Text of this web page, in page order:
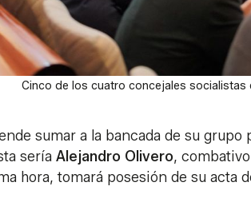
Cinco de los cuatro concejales socialistas
sumar a la bancada de su
sería Alejandro Olivero,
hora, tomará posesión de su acta